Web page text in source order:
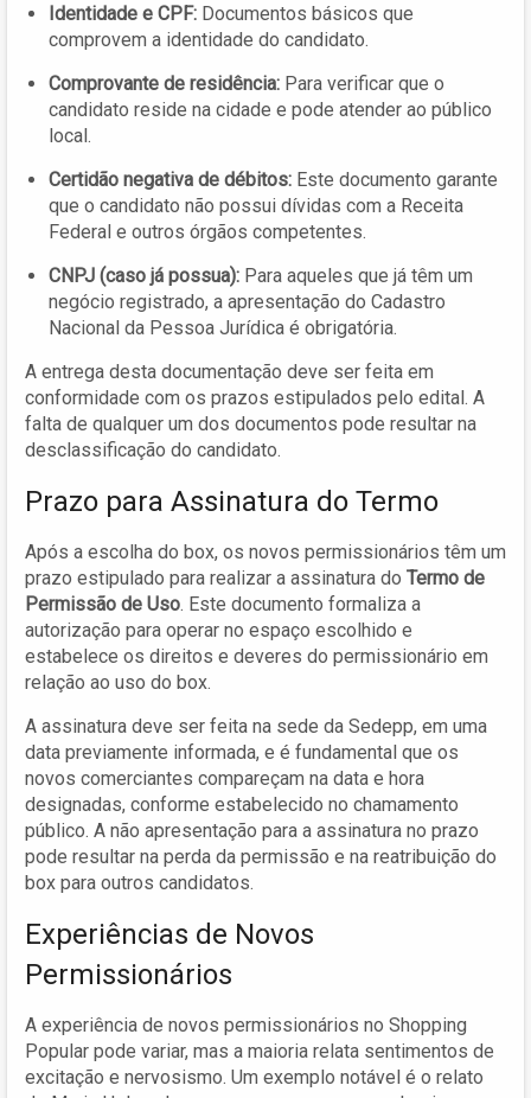
Identidade e CPF: Documentos básicos que
comprovem a identidade do candidato.
Comprovante de residência: Para verificar que o
candidato reside na cidade e pode atender ao público
local.
Certidão negativa de débitos: Este documento garante
que o candidato não possui dívidas com a Receita
Federal e outros órgãos competentes.
CNPJ (caso já possua): Para aqueles que já têm um
negócio registrado, a apresentação do Cadastro
Nacional da Pessoa Jurídica é obrigatória.
A entrega desta documentação deve ser feita em
conformidade com os prazos estipulados pelo edital. A
falta de qualquer um dos documentos pode resultar na
desclassificação do candidato.
Prazo para Assinatura do Termo
Após a escolha do box, os novos permissionários têm um
prazo estipulado para realizar a assinatura do Termo de
Permissão de Uso. Este documento formaliza a
autorização para operar no espaço escolhido e
estabelece os direitos e deveres do permissionário em
relação ao uso do box.
A assinatura deve ser feita na sede da Sedepp, em uma
data previamente informada, e é fundamental que os
novos comerciantes compareçam na data e hora
designadas, conforme estabelecido no chamamento
público. A não apresentação para a assinatura no prazo
pode resultar na perda da permissão e na reatribuição do
box para outros candidatos.
Experiências de Novos
Permissionários
A experiência de novos permissionários no Shopping
Popular pode variar, mas a maioria relata sentimentos de
excitação e nervosismo. Um exemplo notável é o relato